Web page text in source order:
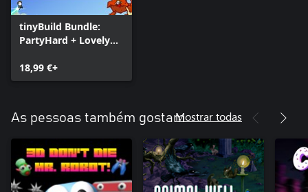
tinyBuild Bundle:
PartyHard + Lovely
Explain
18,99 €+
As pessoas também gostamMostrar todas